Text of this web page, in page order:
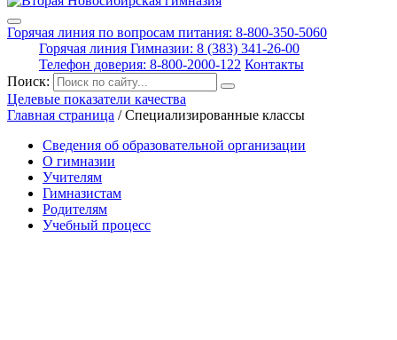
Горячая линия по вопросам питания: 8-800-350-5060
Горячая линия Гимназии: 8 (383) 341-26-00
Телефон доверия: 8-800-2000-122 Контакты
Поиск:
Целевые показатели качества
Главная страница /Специализированные классы
Сведения об образовательной организации
О гимназии
Учителям
Гимназистам
Родителям
Учебный процесс